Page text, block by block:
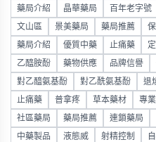
藥局介紹 晶華藥局 百年老字號
文山區 景美藥局 藥局推薦
藥局介紹 優質中藥 止痛藥
乙醯胺酚 藥物供應 品牌信譽
對乙醯氨基酚 對乙酰氨基酚 退
止痛藥 普拿疼 草本藥材 專
社區藥局 藥局推薦 連鎖藥局
中藥製品 液態威 射精控制